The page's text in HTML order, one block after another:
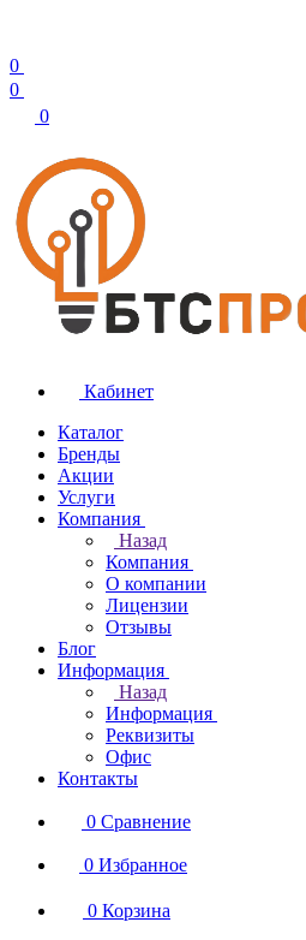
0
0
0
Кабинет
Каталог
Бренды
Акции
Услуги
Компания
Назад
Компания
О компании
Лицензии
Отзывы
Блог
Информация
Назад
Информация
Реквизиты
Офис
Контакты
0 Сравнение
0 Избранное
0 Корзина